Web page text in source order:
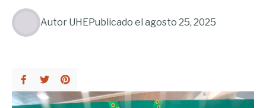
Autor UHEPublicado el agosto 25, 2025